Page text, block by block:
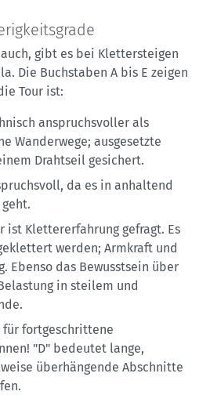
gibt es bei Klettersteigen
Die Buchstaben A bis E zeigen
Tour ist:
anspruchsvoller als
Wanderwege; ausgesetzte
Drahtseil gesichert.
da es in anhaltend
ist Klettererfahrung gefragt. Es
werden; Armkraft und
Ebenso das Bewusstsein über
in steilem und
für fortgeschrittene
"D" bedeutet lange,
überhängende Abschnitte